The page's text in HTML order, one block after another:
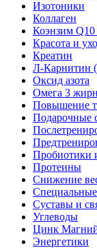
Изотоники
Коллаген
Коэнзим
Красота и
Креатин
Л-Карнитин
Оксид азота
Омега 3
Повышение
Подарочные
Пробиотики
Протеины
Снижение
Суставы и
Углеводы
Цинк
Энергетики